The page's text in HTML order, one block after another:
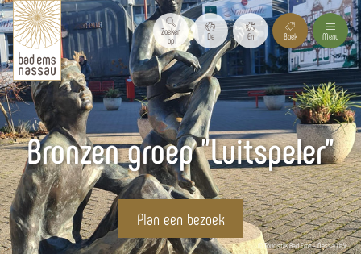
Zoeken
op
De En Boek Menu
© Touristik Bad Ems - Nassau e.V.
Bronzen groep "Luitspeler"
Plan een bezoek